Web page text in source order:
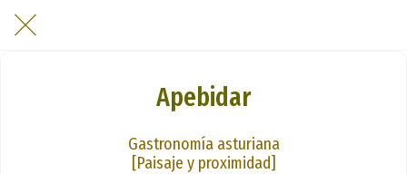
Apebidar
Gastronomía asturiana
[Paisaje y proximidad]